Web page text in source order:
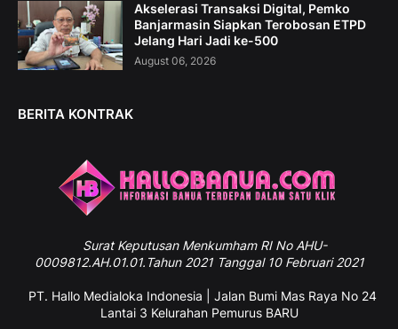
Akselerasi Transaksi Digital, Pemko
Banjarmasin Siapkan Terobosan ETPD
Jelang Hari Jadi ke-500
August 06, 2026
BERITA KONTRAK
SuratKeputusan Menkumham RI No AHU-
0009812.AH.01.01.Tahun 2021 Tanggal 10 Februari 2021
PT. Hallo Medialoka Indonesia | Jalan Bumi Mas Raya No 24
Lantai 3 Kelurahan Pemurus BARU